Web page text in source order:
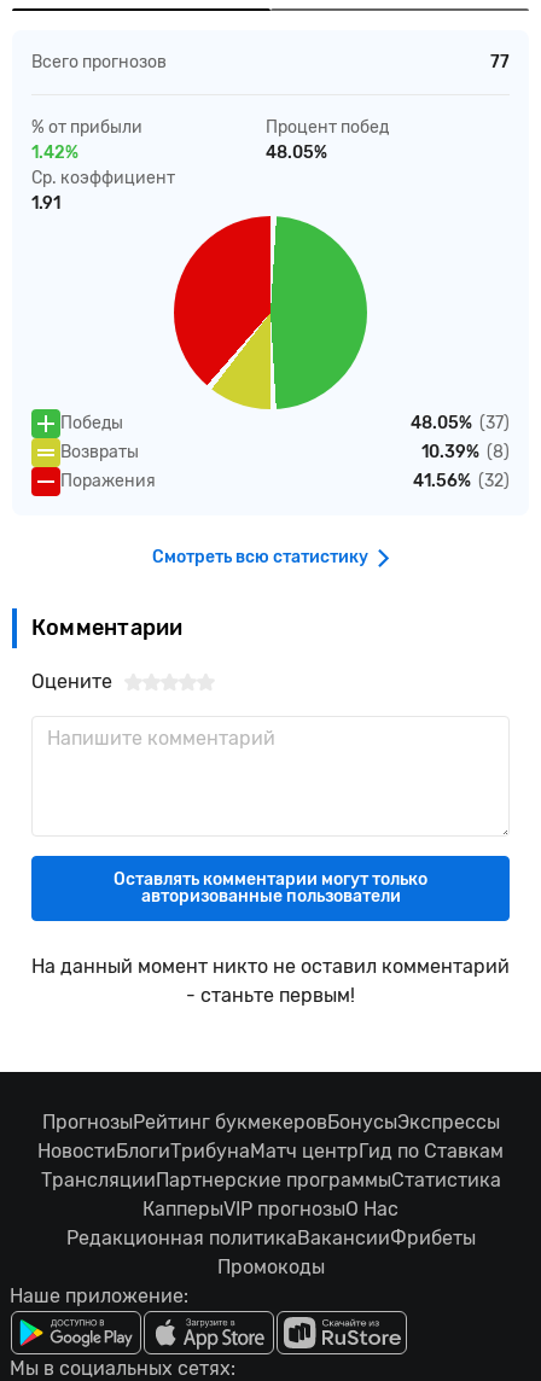
Всего прогнозов 77
% от прибыли
1.42%
Процент побед
48.05%
Ср. коэффициент
1.91
Победы 48.05% (37)
Возвраты
10.39% (8)
Поражения
41.56% (32)
Смотреть всю статистику
Комментарии
Оцените
Оставлять комментарии могут только
авторизованные пользователи
На данный момент никто не оставил комментарий
- станьте первым!
ПрогнозыРейтинг букмекеровБонусыЭкспрессы
НовостиБлогиТрибунаМатч центрГид по Ставкам
ТрансляцииПартнерские программыСтатистика
КапперыVIP прогнозыО Нас
Редакционная политикаВакансииФрибеты
Промокоды
Наше приложение:
Мы в социальных сетях: